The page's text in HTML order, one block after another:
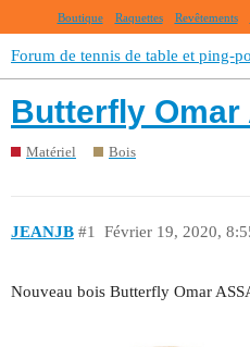
Boutique Raquettes Revêtements
Forum de tennis de table et ping-
Butterfly Omar
Matériel Bois
JEANJB Février 19, 2020,
#1
Nouveau bois Butterfly Omar